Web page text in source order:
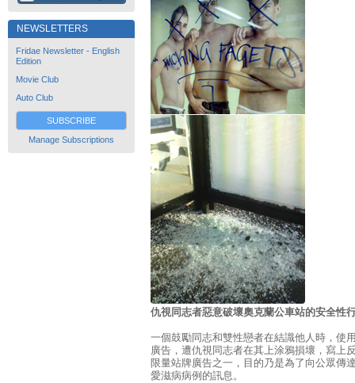
NEWSLETTERS
Fridae Newsletter - English
Edition
Movie Club
Auto Club
SUBSCRIBE
Manage Subscriptions
仇視同志者惡意破壞奧克蘭公車站的安全性
一個鼓勵同志和雙性戀者在結識他人時，使
廣告，遭仇視同志者在其上涂鴉損壞，寫上
限量站牌廣告之一，目的乃是為了向公眾傳
愛滋病病例的訊息。